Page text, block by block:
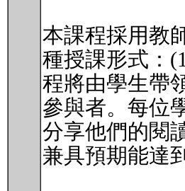
本課程採用教
種授課形式：
程將由學生帶
參與者。每位
分享他們的閱
兼具預期能達